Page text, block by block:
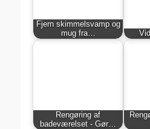
Fjern skimmelsvamp og
mug fra…
Rengøring af
badeværelset - Gør…